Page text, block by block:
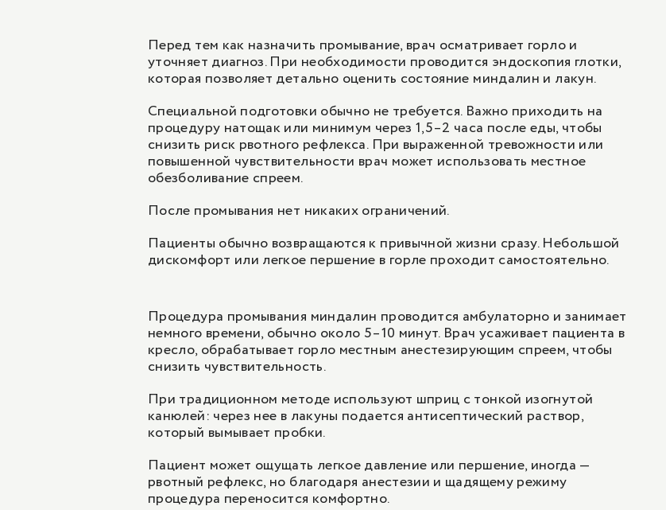
Перед тем как назначить промывание, врач осматривает горло и
уточняет диагноз. При необходимости проводится эндоскопия глотки,
которая позволяет детально оценить состояние миндалин и лакун.
Специальной подготовки обычно не требуется. Важно приходить на
процедуру натощак или минимум через 1,5–2 часа после еды, чтобы
снизить риск рвотного рефлекса. При выраженной тревожности или
повышенной чувствительности врач может использовать местное
обезболивание спреем.
После промывания нет никаких ограничений.
Пациенты обычно возвращаются к привычной жизни сразу. Небольшой
дискомфорт или легкое першение в горле проходит самостоятельно.
Процедура промывания миндалин проводится амбулаторно и занимает
немного времени, обычно около 5–10 минут. Врач усаживает пациента в
кресло, обрабатывает горло местным анестезирующим спреем, чтобы
снизить чувствительность.
При традиционном методе используют шприц с тонкой изогнутой
канюлей: через нее в лакуны подается антисептический раствор,
который вымывает пробки.
Пациент может ощущать легкое давление или першение, иногда —
рвотный рефлекс, но благодаря анестезии и щадящему режиму
процедура переносится комфортно.